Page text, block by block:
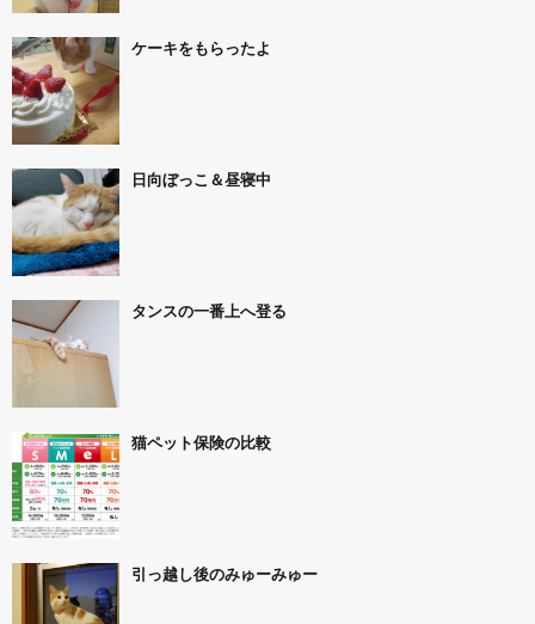
ケーキをもらったよ
日向ぼっこ＆昼寝中
タンスの一番上へ登る
猫ペット保険の比較
引っ越し後のみゅーみゅー